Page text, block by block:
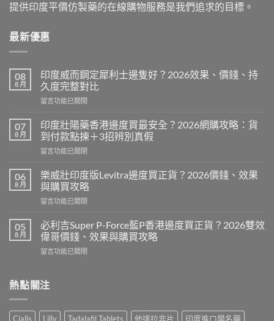
提供印度平價仿製藥的在線購物服務是我們追求的目標。
最新優惠
08
8 月
印度威而鋼定犀利士邊隻好？2026效果、價錢、持
久度完整對比
在
度
威
而
鋼
犀
利
士
邊
好？
2026
果、
持
完
留言功能已關閉
07
8 月
印度壯陽藥香港邊度買最安全？2026網購攻略：貨
到付款點揀＋3招辨別真假
在
度
壯
陽
藥
港
邊
度
買
全？
購
留言功能已關閉
06
8 月
樂威壯印度版Levitra邊度買正貨？2026價錢、效果
與購買攻略
在
威
壯
印
度
邊
正
留言功能已關閉
05
8 月
必利吉Super P-Force藍P香港邊度買正貨？2026雙效
偉哥價錢、效果與購買攻略
在
吉
Super
Force
留言功能已關閉
熱點關注
Cialis Lilly Tadalafil Tablets 他達拉非片 印度進口學名藥